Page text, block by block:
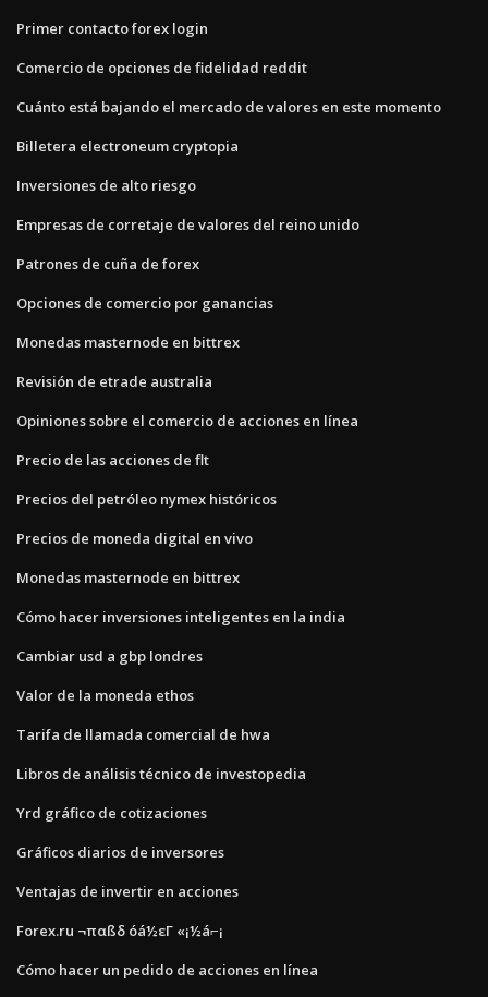
Primer contacto forex login
Comercio de opciones de fidelidad reddit
Cuánto está bajando el mercado de valores en este momento
Billetera electroneum cryptopia
Inversiones de alto riesgo
Empresas de corretaje de valores del reino unido
Patrones de cuña de forex
Opciones de comercio por ganancias
Monedas masternode en bittrex
Revisión de etrade australia
Opiniones sobre el comercio de acciones en línea
Precio de las acciones de flt
Precios del petróleo nymex históricos
Precios de moneda digital en vivo
Monedas masternode en bittrex
Cómo hacer inversiones inteligentes en la india
Cambiar usd a gbp londres
Valor de la moneda ethos
Tarifa de llamada comercial de hwa
Libros de análisis técnico de investopedia
Yrd gráfico de cotizaciones
Gráficos diarios de inversores
Ventajas de invertir en acciones
Forex.ru ¬παßδ óá½εΓ «¡½á⌐¡
Cómo hacer un pedido de acciones en línea